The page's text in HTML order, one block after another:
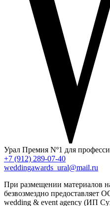
Урал Премия Nº1 для
+7 (912) 289-07-40
weddingawards_ural@mail.ru
При размещении материалов
безвозмездно
wedding & event agency (ИП